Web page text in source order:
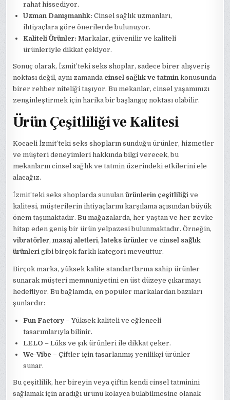
rahat hissediyor.
Uzman Danışmanlık: Cinsel sağlık uzmanları,
ihtiyaçlara göre önerilerde bulunuyor.
Kaliteli Ürünler: Markalar, güvenilir ve kaliteli
ürünleriyle dikkat çekiyor.
Sonuç olarak, İzmit’teki seks shoplar, sadece birer alışveriş
noktası değil, aynı zamanda cinsel sağlık ve tatmin konusunda
birer rehber niteliği taşıyor. Bu mekanlar, cinsel yaşamınızı
zenginleştirmek için harika bir başlangıç noktası olabilir.
Ürün Çeşitliliği ve Kalitesi
Kocaeli İzmit’teki seks shopların sunduğu ürünler, hizmetler
ve müşteri deneyimleri hakkında bilgi verecek, bu
mekanların cinsel sağlık ve tatmin üzerindeki etkilerini ele
alacağız.
İzmit’teki seks shoplarda sunulanürünlerin çeşitliliği ve
kalitesi, müşterilerin ihtiyaçlarını karşılama açısından büyük
önem taşımaktadır. Bu mağazalarda, her yaştan ve her zevke
hitap eden geniş bir ürün yelpazesi bulunmaktadır. Örneğin,
vibratörler,masaj aletleri,lateks ürünler ve cinsel sağlık
ürünleri gibi birçok farklı kategori mevcuttur.
Birçok marka, yüksek kalite standartlarına sahip ürünler
sunarak müşteri memnuniyetini en üst düzeye çıkarmayı
hedefliyor. Bu bağlamda, en popüler markalardan bazıları
şunlardır:
Fun Factory – Yüksek kaliteli ve eğlenceli
tasarımlarıyla bilinir.
LELO – Lüks ve şık ürünleri ile dikkat çeker.
We-Vibe – Çiftler için tasarlanmış yenilikçi ürünler
sunar.
Bu çeşitlilik, her bireyin veya çiftin kendi cinsel tatminini
sağlamak için aradığı ürünü kolayca bulabilmesine olanak